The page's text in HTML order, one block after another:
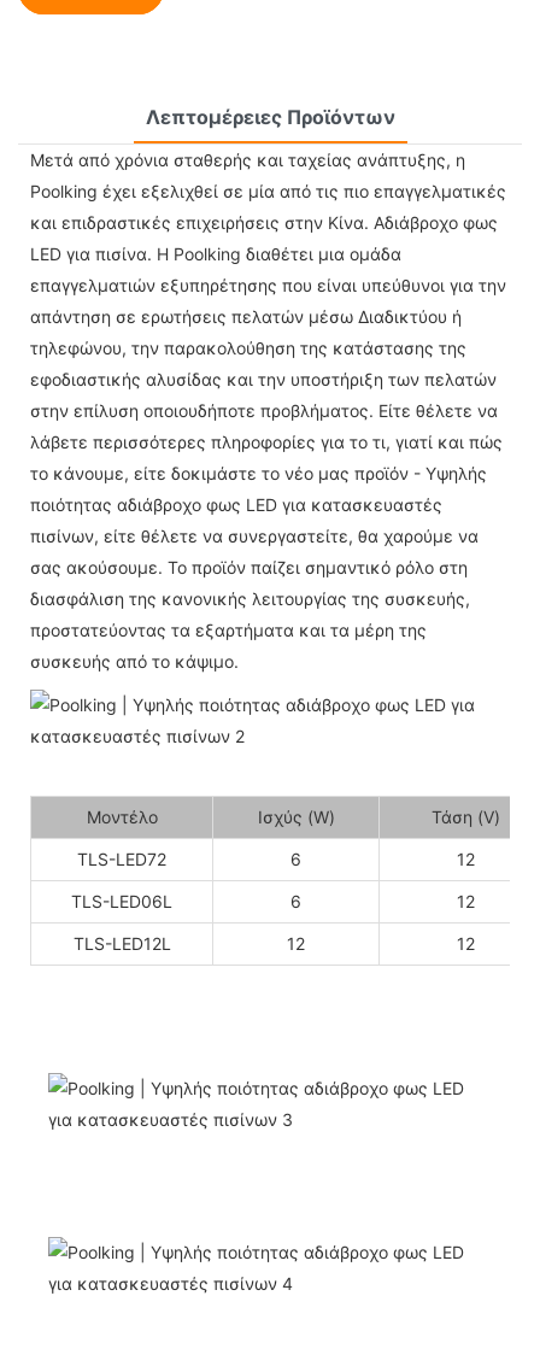
Λεπτομέρειες Προϊόντων
Μετά από χρόνια σταθερής και ταχείας ανάπτυξης, η
Poolking έχει εξελιχθεί σε μία από τις πιο επαγγελματικές
και επιδραστικές επιχειρήσεις στην Κίνα. Αδιάβροχο φως
LED για πισίνα. Η Poolking διαθέτει μια ομάδα
επαγγελματιών εξυπηρέτησης που είναι υπεύθυνοι για την
απάντηση σε ερωτήσεις πελατών μέσω Διαδικτύου ή
τηλεφώνου, την παρακολούθηση της κατάστασης της
εφοδιαστικής αλυσίδας και την υποστήριξη των πελατών
στην επίλυση οποιουδήποτε προβλήματος. Είτε θέλετε να
λάβετε περισσότερες πληροφορίες για το τι, γιατί και πώς
το κάνουμε, είτε δοκιμάστε το νέο μας προϊόν - Υψηλής
ποιότητας αδιάβροχο φως LED για κατασκευαστές
πισίνων, είτε θέλετε να συνεργαστείτε, θα χαρούμε να
σας ακούσουμε. Το προϊόν παίζει σημαντικό ρόλο στη
διασφάλιση της κανονικής λειτουργίας της συσκευής,
προστατεύοντας τα εξαρτήματα και τα μέρη της
συσκευής από το κάψιμο.
Μοντέλο Ισχύς (W) Τάση (V)
TLS-LED72 6 12
TLS-LED06L 6 12
TLS-LED12L 12 12